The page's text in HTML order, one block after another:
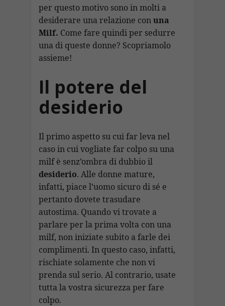
o
k
p
p
m n h
at
Li
n
k
vi
di
per questo motivo sono in molti a
desiderare una relazione conuna
Milf. Come fare quindi per sedurre
una di queste donne? Scopriamolo
assieme!
Il potere del
desiderio
Il primo aspetto su cui far leva nel
caso in cui vogliate far colpo su una
milf è senz’ombra di dubbio il
desiderio. Alle donne mature,
infatti, piace l’uomo sicuro di sé e
pertanto dovete trasudare
autostima. Quando vi trovate a
parlare per la prima volta con una
milf, non iniziate subito a farle dei
complimenti. In questo caso, infatti,
rischiate solamente che non vi
prenda sul serio. Al contrario, usate
tutta la vostra sicurezza per fare
colpo.